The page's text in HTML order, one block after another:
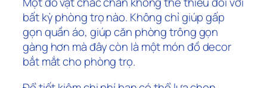
bất kỳ phòng trọ nào. Không chỉ giúp gấp
gọn quần áo, giúp căn phòng trông gọn
gàng hơn mà đây còn là một món đồ decor
bắt mắt cho phòng trọ.